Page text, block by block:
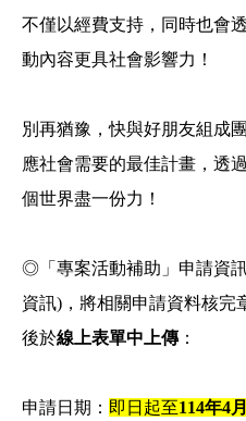
不僅以經費支持，同時也會
動內容更具社會影響力！
別再猶豫，快與好朋友組成
應社會需要的最佳計畫，透
個世界盡一份力！
◎「專案活動補助」申請資
資訊)，將相關申請資料核完
後於線上表單中上傳：
申請日期： 即日起至114年4月